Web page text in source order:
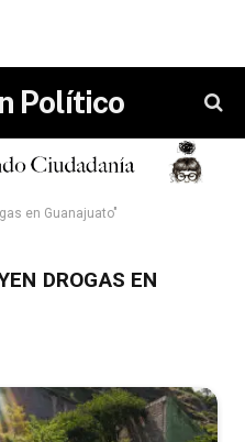
Político
en Guanajuato"
DROGAS EN